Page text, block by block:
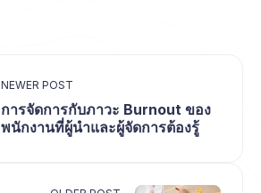
NEWER POST
การจัดการกับภาวะ Burnout ของ
พนักงานที่ผู้นำและผู้จัดการต้องรู้